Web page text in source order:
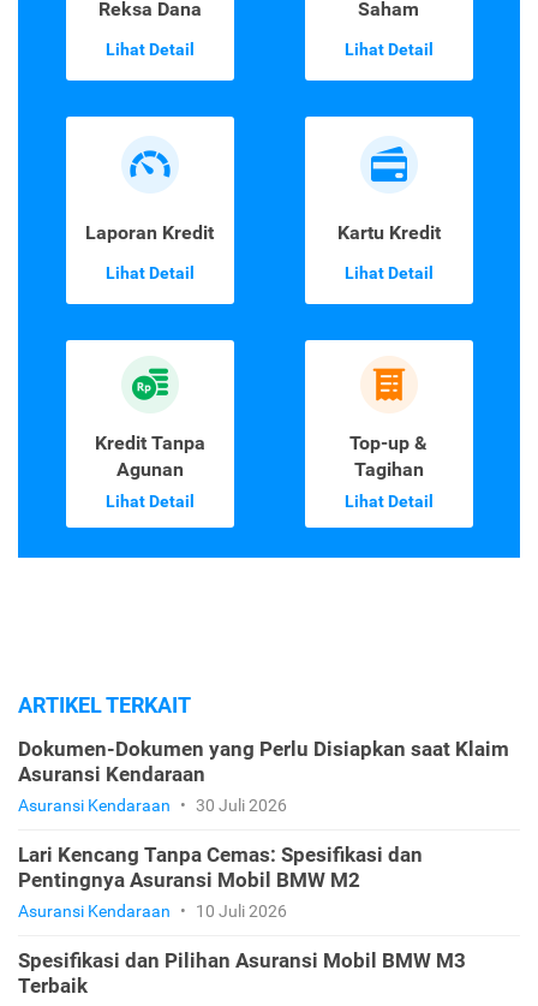
Reksa Dana
Lihat Detail
Saham
Lihat Detail
Laporan Kredit
Lihat Detail
Kartu Kredit
Lihat Detail
Kredit Tanpa
Agunan
Lihat Detail
Top-up &
Tagihan
Lihat Detail
ARTIKEL TERKAIT
Dokumen-Dokumen yang Perlu Disiapkan saat Klaim
Asuransi Kendaraan
Asuransi Kendaraan • 30 Juli 2026
Lari Kencang Tanpa Cemas: Spesifikasi dan
Pentingnya Asuransi Mobil BMW M2
Asuransi Kendaraan • 10 Juli 2026
Spesifikasi dan Pilihan Asuransi Mobil BMW M3
Terbaik